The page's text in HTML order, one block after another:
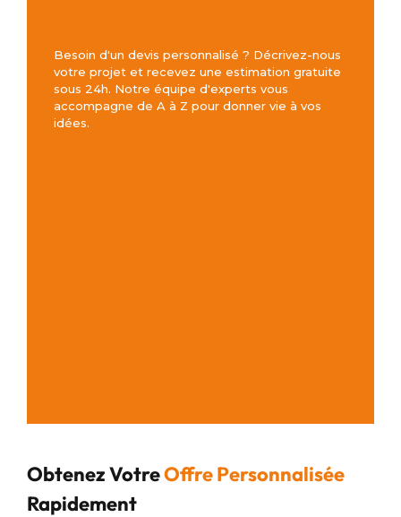
Besoin d'un devis personnalisé ? Décrivez-nous
votre projet et recevez une estimation gratuite
sous 24h. Notre équipe d'experts vous
accompagne de A à Z pour donner vie à vos
idées.
Obtenez VotreOffre Personnalisée
Rapidement